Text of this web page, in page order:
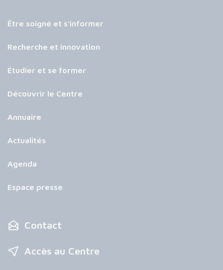
Être soigné et s’informer
Recherche et innovation
Étudier et se former
Découvrir le Centre
Annuaire
Actualités
Agenda
Espace presse
Contact
Accès au Centre